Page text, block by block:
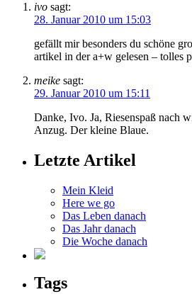
ivo sagt:
28. Januar 2010 um 15:03
gefällt mir besonders du schöne
artikel in der a+w gelesen – tolles
meike sagt:
29. Januar 2010 um 15:11
Danke, Ivo. Ja, Riesenspaß nach
Anzug. Der kleine Blaue.
Letzte Artikel
Mein Kleid
Here we go
Das Leben danach
Das Jahr danach
Die Woche danach
Tags